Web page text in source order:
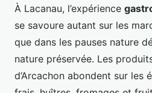
À Lacanau, l’expérience
se savoure autant sur les
que dans les pauses nature
nature préservée. Les
d’Arcachon abondent sur les